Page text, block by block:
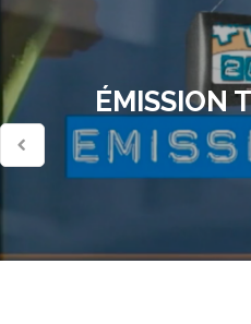
ÉMISSION